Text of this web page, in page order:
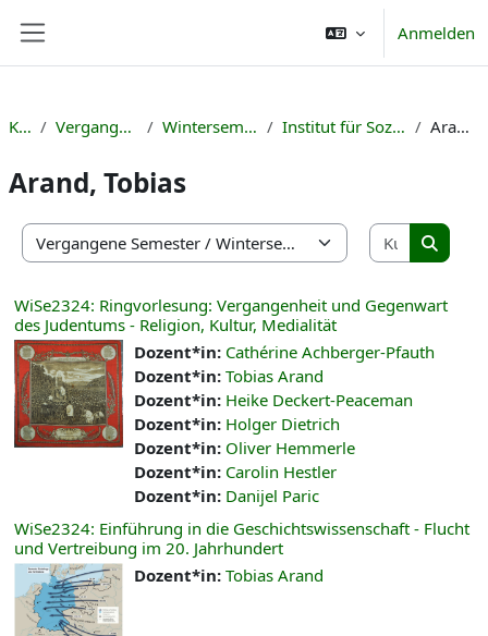
Anmelden
Kurse Vergangene Semester Wintersemester 2023/24 Institut für Sozialwissenschaften Arand, Tobias
Arand, Tobias
Kursbereiche
Kurse
Kurse
WiSe2324: Ringvorlesung: Vergangenheit und Gegenwart
des Judentums - Religion, Kultur, Medialität
Dozent*in: Cathérine Achberger-Pfauth
Dozent*in: Tobias Arand
Dozent*in: Heike Deckert-Peaceman
Dozent*in: Holger Dietrich
Dozent*in: Oliver Hemmerle
Dozent*in: Carolin Hestler
Dozent*in: Danijel Paric
WiSe2324: Einführung in die Geschichtswissenschaft - Flucht
und Vertreibung im 20. Jahrhundert
Dozent*in: Tobias Arand